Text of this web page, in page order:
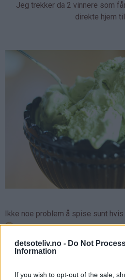
detsoteliv.no - Do Not
Information
If you wish to opt-out of the sale,
Jeg trekker da 2 vinnere som
direkte hjem
Ikke noe problem å spise sunt
Gi kroppen masse antioksidanter
energi!